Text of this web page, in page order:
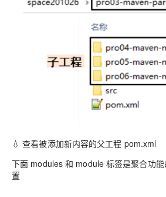
💧 查看被添加新内容的父工程 pom.xml
下面 modules 和 module 标签是聚合功
置